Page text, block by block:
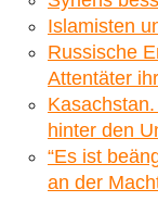
Islamisten
Russische
Attentäter
hinter den
“Es ist
an der